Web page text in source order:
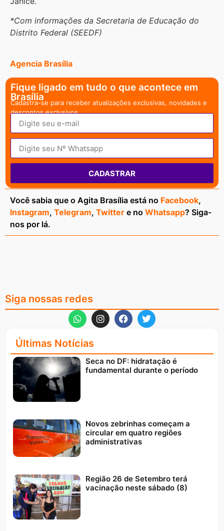
*Com informações da Secretaria de Educação do
Distrito Federal (SEEDF)
Agencia Brasília
Fique ligado em tudo o que acontece em
Brasília
Cadastra-se para receber atualizações exclusivas, novidades e
descontos exclusivos.
CADASTRAR
Você sabia que o Agita Brasília está no Facebook,
Instagram, Telegram, Twitter e no Whatsapp? Siga-
nos por lá.
Siga nossas redes
Últimas Notícias
Seca no DF: hidratação é
fundamental durante o período
Novos zebrinhas começam a
circular em quatro regiões
administrativas
Região 26 de Setembro terá
vacinação neste sábado (8)